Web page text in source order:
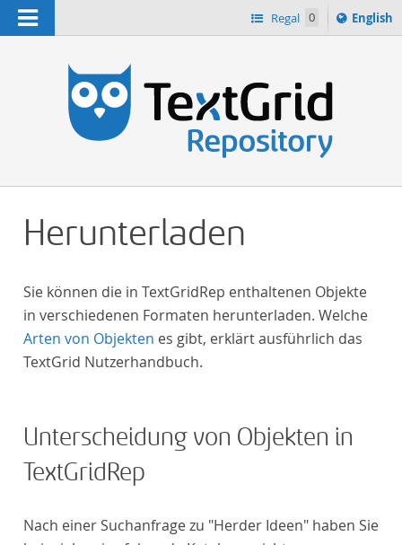
Navigation Regal 0
Switch
English
Herunterladen
Sie können die in TextGridRep enthaltenen Objekte
in verschiedenen Formaten herunterladen. Welche
Arten von Objekten es gibt, erklärt ausführlich das
TextGrid Nutzerhandbuch.
Unterscheidung von Objekten in
TextGridRep
Nach einer Suchanfrage zu "Herder Ideen" haben Sie